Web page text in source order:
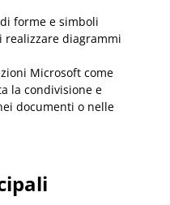
forme e simboli
diagrammi
Microsoft come
la condivisione e
documenti o nelle